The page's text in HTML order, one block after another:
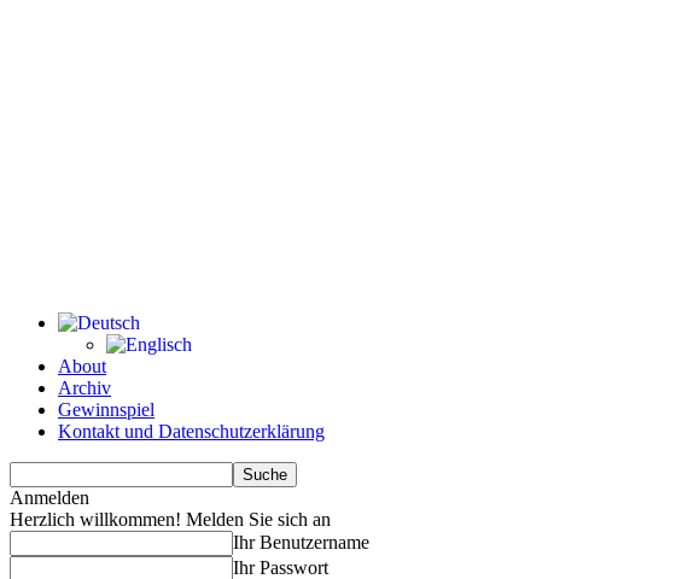
About
Archiv
Gewinnspiel
Kontakt und Datenschutzerklärung
Anmelden
Herzlich willkommen! Melden Sie sich an
Ihr Benutzername
Ihr Passwort